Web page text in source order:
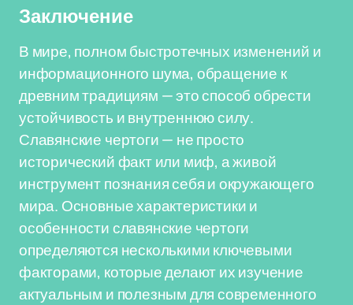
Заключение
В мире, полном быстротечных изменений и
информационного шума, обращение к
древним традициям — это способ обрести
устойчивость и внутреннюю силу.
Славянские чертоги — не просто
исторический факт или миф, а живой
инструмент познания себя и окружающего
мира. Основные характеристики и
особенности славянские чертоги
определяются несколькими ключевыми
факторами, которые делают их изучение
актуальным и полезным для современного